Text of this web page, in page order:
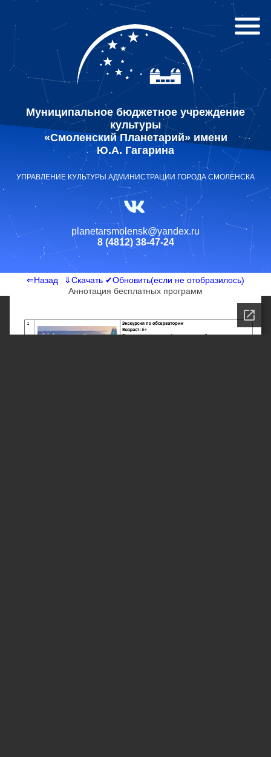
Муниципальное бюджетное учреждение
культуры
«Смоленский Планетарий» имени
Ю.А. Гагарина
УПРАВЛЕНИЕ КУЛЬТУРЫ АДМИНИСТРАЦИИ ГОРОДА СМОЛЕНСКА
planetarsmolensk@yandex.ru
8 (4812) 38-47-24
⇐Назад ⇓Скачать ✔Обновить(если не отобразилось)
Аннотация бесплатных программ